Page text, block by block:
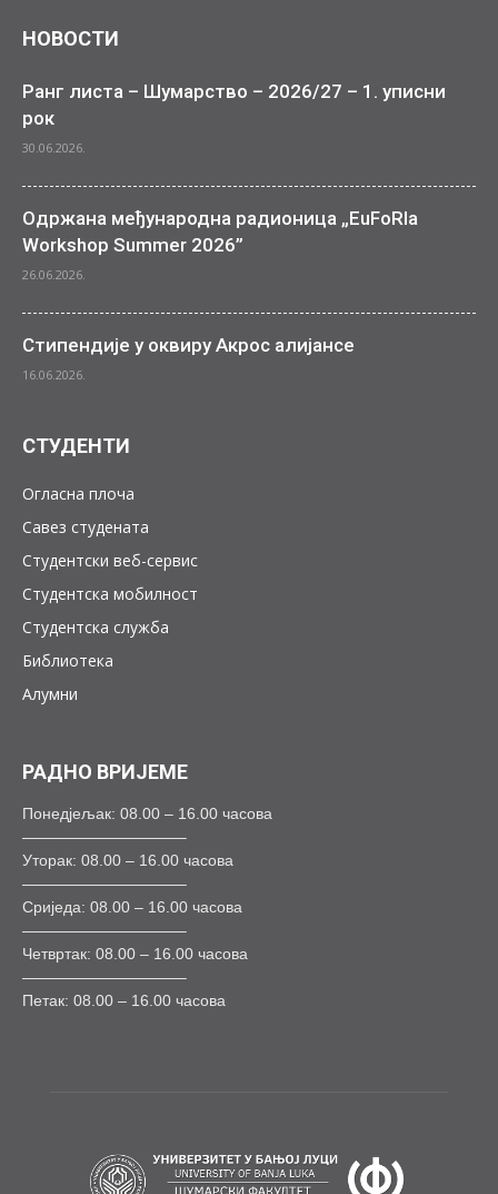
НОВОСТИ
Ранг листа – Шумарство – 2026/27 – 1. уписни
рок
30.06.2026.
Одржана међународна радионица „EuFoRIa
Workshop Summer 2026”
26.06.2026.
Стипендије у оквиру Акрос алијансе
16.06.2026.
СТУДЕНТИ
Огласна плоча
Савез студената
Студентски веб-сервис
Студентска мобилност
Студентска служба
Библиотека
Алумни
РАДНО ВРИЈЕМЕ
Понедјељак: 08.00 – 16.00 часова
——————————–
Уторак: 08.00 – 16.00 часова
——————————–
Сриједа: 08.00 – 16.00 часова
——————————–
Четвртак: 08.00 – 16.00 часова
——————————–
Петак: 08.00 – 16.00 часова